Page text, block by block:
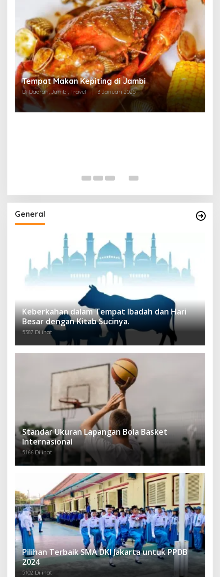
Tempat Makan di Thehok Jambi
Di Daerah, Jambi, Travel 3 Januari 2025
General
Keberkahan dalam Tempat Ibadah dan Hari
Besar dengan Kitab Sucinya.
5387 Dilihat
Standar Ukuran Lapangan Bola Basket
Internasional
5166 Dilihat
Pilihan Terbaik SMA DKI Jakarta untuk PPDB
2024
5102 Dilihat